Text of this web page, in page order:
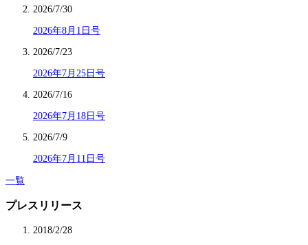
2026/7/30
2026年8月1日号
2026/7/23
2026年7月25日号
2026/7/16
2026年7月18日号
2026/7/9
2026年7月11日号
一覧
プレスリリース
2018/2/28